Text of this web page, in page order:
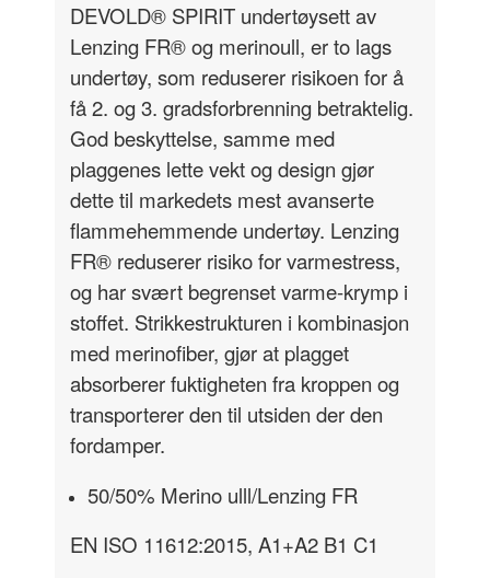
DEVOLD® SPIRIT undertøysett av
Lenzing FR® og merinoull, er to lags
undertøy, som reduserer risikoen for å
få 2. og 3. gradsforbrenning betraktelig.
God beskyttelse, samme med
plaggenes lette vekt og design gjør
dette til markedets mest avanserte
flammehemmende undertøy. Lenzing
FR® reduserer risiko for varmestress,
og har svært begrenset varme-krymp i
stoffet. Strikkestrukturen i kombinasjon
med merinofiber, gjør at plagget
absorberer fuktigheten fra kroppen og
transporterer den til utsiden der den
fordamper.
50/50% Merino ulll/Lenzing FR
EN ISO 11612:2015, A1+A2 B1 C1